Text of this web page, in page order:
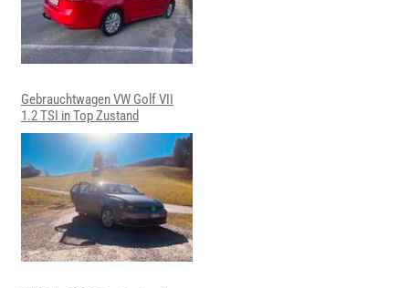
Gebrauchtwagen VW Golf VII
1.2 TSI in Top Zustand